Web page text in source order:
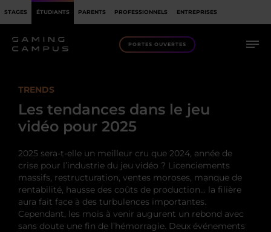
STAGES ÉTUDIANTS PARENTS PROFESSIONNELS ENTREPRISES
PORTES OUVERTES
TRENDS
Les tendances dans le jeu
vidéo pour 2025
2025 sera-t-elle un meilleur cru que 2024, année de
crise pour l’industrie du jeu vidéo ? Licenciements
massifs, restructuration, ventes moroses, manque de
rentabilité, hausse des coûts de production… la filière
aura fait face à des turbulences importantes.
Cependant, les mois à venir augurent un rebond avec
sans doute une fin de l’hémorragie. Deux événements